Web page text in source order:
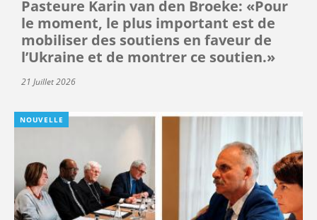
Pasteure Karin van den Broeke: «Pour
le moment, le plus important est de
mobiliser des soutiens en faveur de
l’Ukraine et de montrer ce soutien.»
21 Juillet 2026
NOUVELLE